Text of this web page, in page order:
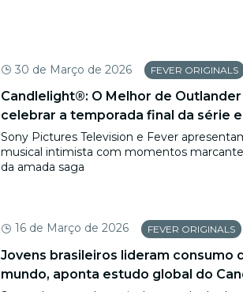
30 de Março de 2026 FEVER ORIGINALS
Candlelight®: O Melhor de
celebrar a temporada final da série
Sony Pictures Television e Fever
musical intimista com momentos
da amada saga
16 de Março de 2026 FEVER ORIGINALS
Jovens brasileiros lideram consumo
mundo, aponta estudo global do